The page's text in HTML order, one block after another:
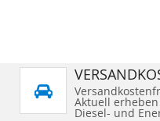
Aktuell
Diesel- und